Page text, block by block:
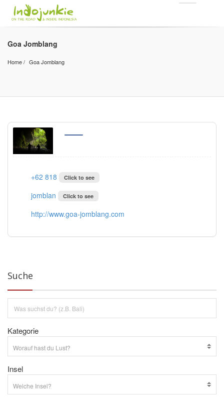
Goa Jomblang
Home Goa Jomblang
+62 818 Click to see
jomblan Click to see
http://www.goa-jomblang.com
Suche
Kategorie
Insel